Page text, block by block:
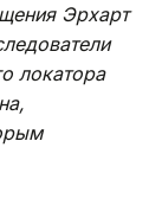
Эрхарт
локатора